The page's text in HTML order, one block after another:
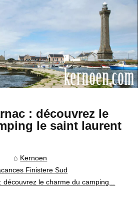
: découvrez le
le saint laurent
Kernoen
Finistere Sud
le charme du camping...